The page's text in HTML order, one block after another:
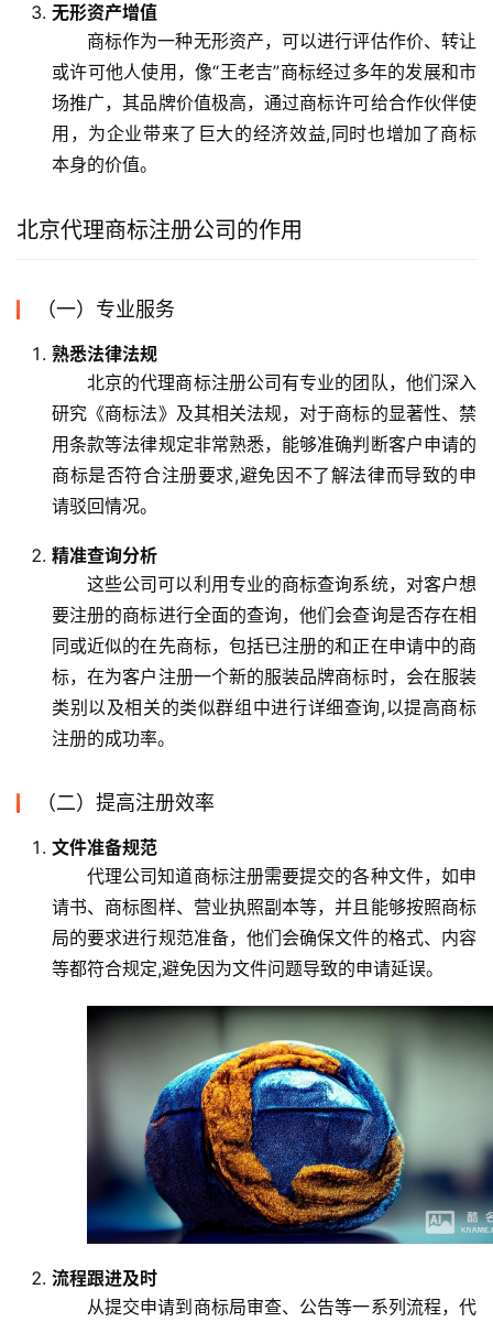
无形资产增值
商标作为一种无形资产，可以进行评估作价、转让
或许可他人使用，像“王老吉”商标经过多年的发展和市
场推广，其品牌价值极高，通过商标许可给合作伙伴使
用，为企业带来了巨大的经济效益,同时也增加了商标
本身的价值。
北京代理商标注册公司的作用
（一）专业服务
熟悉法律法规
北京的代理商标注册公司有专业的团队，他们深入
研究《商标法》及其相关法规，对于商标的显著性、禁
用条款等法律规定非常熟悉，能够准确判断客户申请的
商标是否符合注册要求,避免因不了解法律而导致的申
请驳回情况。
精准查询分析
这些公司可以利用专业的商标查询系统，对客户想
要注册的商标进行全面的查询，他们会查询是否存在相
同或近似的在先商标，包括已注册的和正在申请中的商
标，在为客户注册一个新的服装品牌商标时，会在服装
类别以及相关的类似群组中进行详细查询,以提高商标
注册的成功率。
（二）提高注册效率
文件准备规范
代理公司知道商标注册需要提交的各种文件，如申
请书、商标图样、营业执照副本等，并且能够按照商标
局的要求进行规范准备，他们会确保文件的格式、内容
等都符合规定,避免因为文件问题导致的申请延误。
流程跟进及时
从提交申请到商标局审查、公告等一系列流程，代